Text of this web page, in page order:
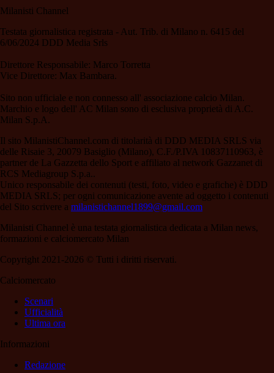
Milanisti Channel
Testata giornalistica registrata - Aut. Trib. di Milano n. 6415 del
6/06/2024 DDD Media Srls
Direttore Responsabile: Marco Torretta
Vice Direttore: Max Bambara.
Sito non ufficiale e non connesso all' associazione calcio Milan.
Marchio e logo dell' AC Milan sono di esclusiva proprietà di A.C.
Milan S.p.A.
Il sito MilanistiChannel.com di titolarità di DDD MEDIA SRLS via
delle Risaie 3, 20079 Basiglio (Milano), C.F./P.IVA 10837110963, è
partner de La Gazzetta dello Sport e affiliato al network Gazzanet di
RCS Mediagroup S.p.a..
Unico responsabile dei contenuti (testi, foto, video e grafiche) è DDD
MEDIA SRLS; per ogni comunicazione avente ad oggetto i contenuti
del Sito scrivere a milanistichannel1899@gmail.com
Milanisti Channel è una testata giornalistica dedicata a Milan news,
formazioni e calciomercato Milan
Copyright 2021-2026 © Tutti i diritti riservati.
Calciomercato
Scenari
Ufficialità
Ultima ora
Informazioni
Redazione